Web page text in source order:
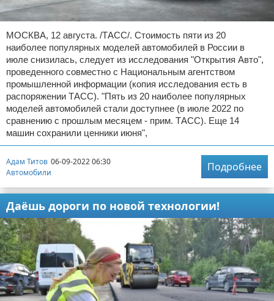
МОСКВА, 12 августа. /ТАСС/. Стоимость пяти из 20
наиболее популярных моделей автомобилей в России в
июле снизилась, следует из исследования "Открытия Авто",
проведенного совместно с Национальным агентством
промышленной информации (копия исследования есть в
распоряжении ТАСС). "Пять из 20 наиболее популярных
моделей автомобилей стали доступнее (в июле 2022 по
сравнению с прошлым месяцем - прим. ТАСС). Еще 14
машин сохранили ценники июня",
Адам Титов 06-09-2022 06:30
Автомобили
Подробнее
Даёшь дороги по новой технологии!